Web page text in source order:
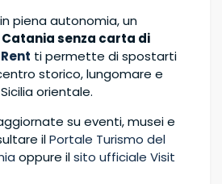
piena autonomia, un
senza carta di
ti permette di spostarti
storico, lungomare e
orientale.
su eventi, musei e
ilPortale Turismo del
oppure ilsito ufficiale Visit